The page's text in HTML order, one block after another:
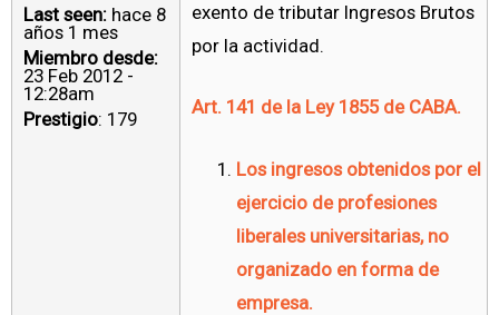
Last seen: hace 8
años 1 mes
Miembro desde:
23 Feb 2012 -
12:28am
Prestigio: 179
exento de tributar Ingresos Brutos
por la actividad.
Art. 141 de la Ley 1855 de CABA.
Los ingresos obtenidos por el
ejercicio de profesiones
liberales universitarias, no
organizado en forma de
empresa.